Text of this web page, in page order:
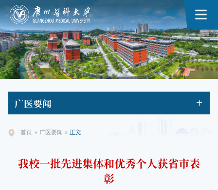
广医要闻
首页 » 广医要闻 » 正文
我校一批先进集体和优秀个人获省市表
彰